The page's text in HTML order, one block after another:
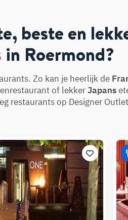
beste en
in Roermond?
Zo kan je heerlijk de
of lekkerJapans
restaurants op Designer